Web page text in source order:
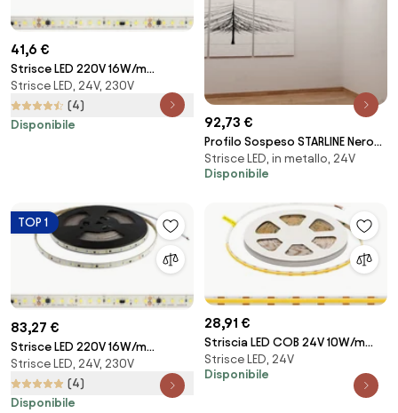
41,6 €
Strisce LED 220V 16W/m
120lm/W chip Lumileds
Dimmerabile tagl. 10cm – 5m
Colore Bianco Caldo 2.700K
Strisce LED, 24V, 230V
(4)
Disponibile
92,73 €
Profilo Sospeso STARLINE Nero
25m per strisce LED con Banda
e fissaggio Variante Lunghezza
Strisce LED, in metallo, 24V
Disponibile
TOP 1
83,27 €
Strisce LED 220V 16W/m
120lm/W chip Lumileds
Dimmerabile tagl. 10cm – 10m
Colore Bianco Naturale 4.000K
Strisce LED, 24V, 230V
(4)
Disponibile
28,91 €
Striscia LED COB 24V 10W/m
CRI>90 Professionale - IP20 - 5
metri
Strisce LED, 24V
Disponibile